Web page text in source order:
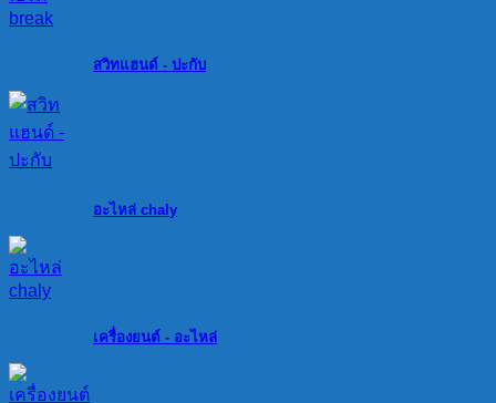
สวิทแฮนด์ - ปะกับ
อะไหล่ chaly
เครื่องยนต์ - อะไหล่